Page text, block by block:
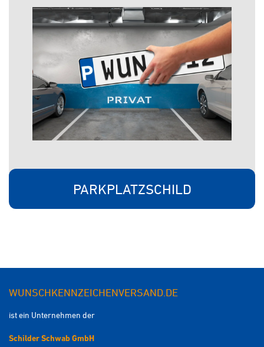
PARKPLATZSCHILD
WUNSCHKENNZEICHENVERSAND.DE
ist ein Unternehmen der
Schilder Schwab GmbH